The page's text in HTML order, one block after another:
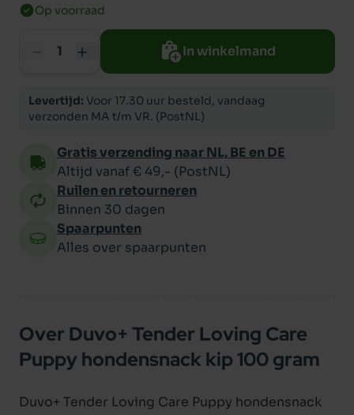
Op voorraad
In winkelmand
Levertijd: Voor 17.30 uur besteld, vandaag
verzonden MA t/m VR. (PostNL)
Gratis verzending naar NL, BE en DE
Altijd vanaf € 49,- (PostNL)
Ruilen en retourneren
Binnen 30 dagen
Spaarpunten
Alles over spaarpunten
Over Duvo+ Tender Loving Care
Puppy hondensnack kip 100 gram
Duvo+ Tender Loving Care Puppy hondensnack